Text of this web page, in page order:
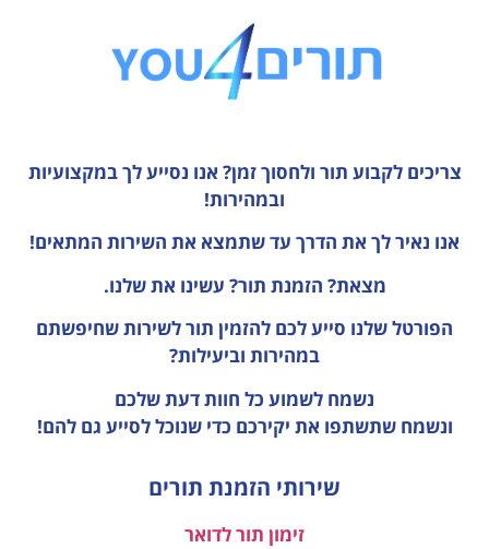
צריכים לקבוע תור ולחסוך זמן? אנו נסייע לך במקצועיות
ובמהירות!
אנו נאיר לך את הדרך עד שתמצא את השירות המתאים!
מצאת? הזמנת תור? עשינו את שלנו.
הפורטל שלנו סייע לכם להזמין תור לשירות שחיפשתם
במהירות וביעילות?
נשמח לשמוע כל חוות דעתשלכם
ונשמח שתשתפו את יקירכם כדי שנוכל לסייע גם להם!
שירותי הזמנת תורים
זימון תור לדואר